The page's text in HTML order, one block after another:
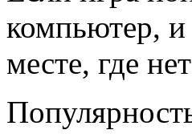
компьютер,
месте, где